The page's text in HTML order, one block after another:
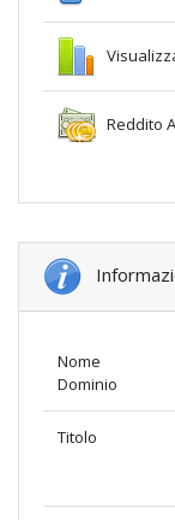
Reddito
Nome
Dominio
Titolo